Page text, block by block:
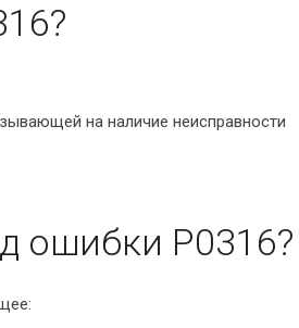
на наличие неисправности
ошибки P0316?